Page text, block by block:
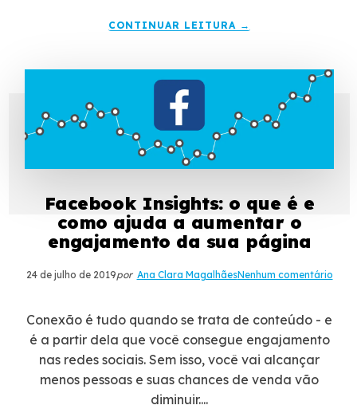
CONTINUAR LEITURA →
Facebook Insights: o que é e
como ajuda a aumentar o
engajamento da sua página
24 de julho de 2019por Ana Clara MagalhãesNenhum comentário
Conexão é tudo quando se trata de conteúdo - e
é a partir dela que você consegue engajamento
nas redes sociais. Sem isso, você vai alcançar
menos pessoas e suas chances de venda vão
diminuir....